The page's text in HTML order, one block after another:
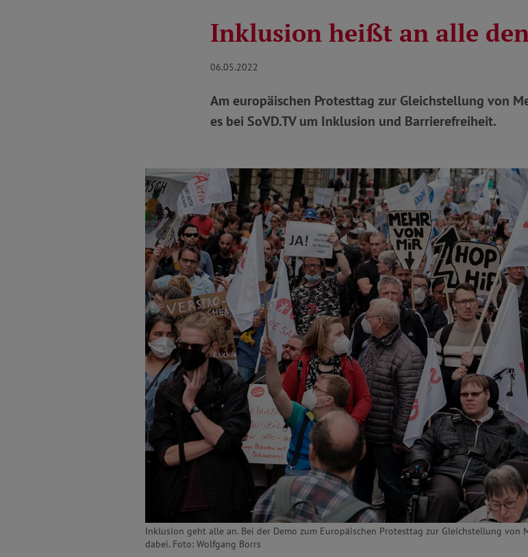
Inklusion heißt an alle
06.05.2022
Am europäischen Protesttag zur Gleichstellung von
es bei SoVD.TV um Inklusion und Barrierefreiheit.
Inklusion geht alle an. Bei der Demo zum Europäischen Protesttag zur Gleichstellung von
dabei. Foto: Wolfgang Borrs